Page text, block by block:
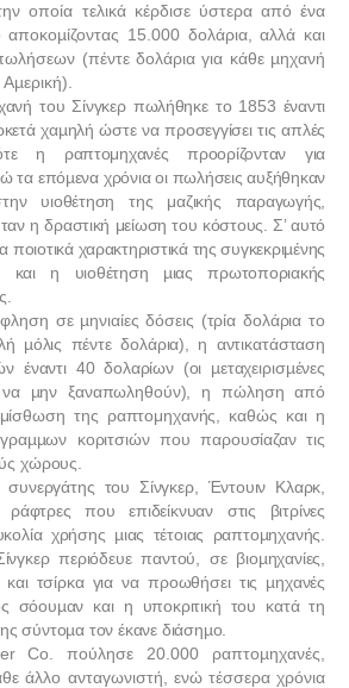
οποία τελικά κέρδισε ύστερα από ένα
αποκοµίζοντας 15.000 δολάρια, αλλά και
(πέντε δολάρια για κάθε µηχανή
του Σίνγκερ πωλήθηκε το 1853 έναντι
χαµηλή ώστε να προσεγγίσει τις απλές
η ραπτομηχανές προορίζονταν για
τα επόµενα χρόνια οι πωλήσεις αυξήθηκαν
υιοθέτηση της μαζικής παραγωγής,
η δραστική μείωση του κόστους. Σ’ αυτό
ποιοτικά χαρακτηριστικά της συγκεκριµένης
και η υιοθέτηση µιας πρωτοποριακής
σε µηνιαίες δόσεις (τρία δολάρια το
µόλις πέντε δολάρια), η αντικατάσταση
40 δολαρίων (οι µεταχειρισµένες
να µην ξαναπωληθούν), η πώληση από
της ραπτομηχανής, καθώς και η
κοριτσιών που παρουσίαζαν τις
χώρους.
του Σίνγκερ, Έντουιν Κλαρκ,
που επιδείκνυαν στις βιτρίνες
χρήσης µιας τέτοιας ραπτοµηχανής.
περιόδευε παντού, σε βιοµηχανίες,
τσίρκα για να προωθήσει τις µηχανές
σόουµαν και η υποκριτική του κατά τη
σύντοµα τον έκανε διάσηµο.
Co. πούλησε 20.000 ραπτοµηχανές,
άλλο ανταγωνιστή, ενώ τέσσερα χρόνια